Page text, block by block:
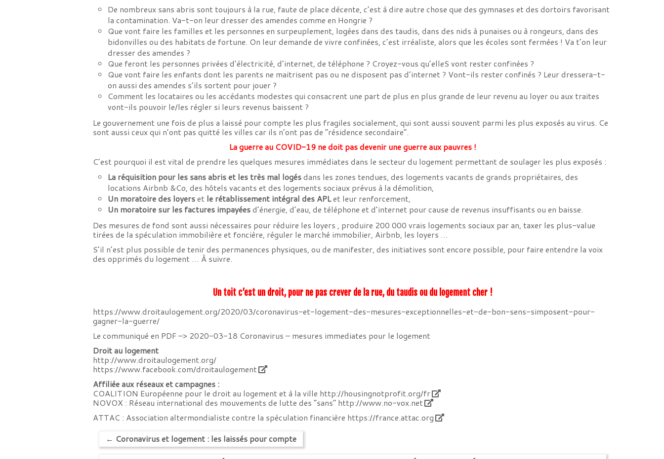
De nombreux sans abris sont toujours à la rue, faute de place décente, c’est à dire autre chose que des gymnases et des dortoirs favorisant
la contamination. Va-t-on leur dresser des amendes comme en Hongrie ?
Que vont faire les familles et les personnes en surpeuplement, logées dans des taudis, dans des nids à punaises ou à rongeurs, dans des
bidonvilles ou des habitats de fortune. On leur demande de vivre confinées, c’est irréaliste, alors que les écoles sont fermées ! Va t’on leur
dresser des amendes ?
Que feront les personnes privées d’électricité, d’internet, de téléphone ? Croyez-vous qu’elleS vont rester confinées ?
Que vont faire les enfants dont les parents ne maitrisent pas ou ne disposent pas d’internet ? Vont-ils rester confinés ? Leur dressera-t-
on aussi des amendes s’ils sortent pour jouer ?
Comment les locataires ou les accédants modestes qui consacrent une part de plus en plus grande de leur revenu au loyer ou aux traites
vont-ils pouvoir le/les régler si leurs revenus baissent ?
Le gouvernement une fois de plus a laissé pour compte les plus fragiles socialement, qui sont aussi souvent parmi les plus exposés au virus. Ce
sont aussi ceux qui n’ont pas quitté les villes car ils n’ont pas de “résidence secondaire”.
La guerre au COVID-19 ne doit pas devenir une guerre aux pauvres !
C’est pourquoi il est vital de prendre les quelques mesures immédiates dans le secteur du logement permettant de soulager les plus exposés :
La réquisition pour les sans abris et les très mal logésdans les zones tendues, des logements vacants de grands propriétaires, des
locations Airbnb &Co, des hôtels vacants et des logements sociaux prévus à la démolition,
Un moratoire des loyerset le rétablissement intégral des APLet leur renforcement,
Un moratoire sur les factures impayéesd’énergie, d’eau, de téléphone et d’internet pour cause de revenus insuffisants ou en baisse.
Des mesures de fond sont aussi nécessaires pour réduire les loyers , produire 200 000 vrais logements sociaux par an, taxer les plus-value
tirées de la spéculation immobilière et foncière, réguler le marché immobilier, Airbnb, les loyers …
S’il n’est plus possible de tenir des permanences physiques, ou de manifester, des initiatives sont encore possible, pour faire entendre la voix
des opprimés du logement … À suivre.
Un toit c’est un droit, pour ne pas crever de la rue, du taudis ou du logement cher !
https://www.droitaulogement.org/2020/03/coronavirus-et-logement-des-mesures-exceptionnelles-et-de-bon-sens-simposent-pour-
gagner-la-guerre/
Le communiqué en PDF –> 2020-03-18 Coronavirus – mesures immediates pour le logement
Droit au logement
http://www.droitaulogement.org/
https://www.facebook.com/droitaulogement
Affiliée aux réseaux et campagnes :
COALITION Européenne pour le droit au logement et à la ville http://housingnotprofit.org/fr
NOVOX : Réseau international des mouvements de lutte des “sans” http://www.no-vox.net
ATTAC : Association altermondialiste contre la spéculation financière https://france.attac.org
← Coronavirus et logement : les laissés pour compte